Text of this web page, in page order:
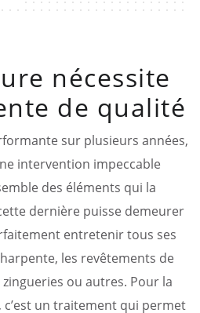
nécessite
de qualité
sur plusieurs années,
intervention impeccable
des éléments qui la
dernière puisse demeurer
entretenir tous ses
les revêtements de
ou autres. Pour la
c’est un traitement qui permet